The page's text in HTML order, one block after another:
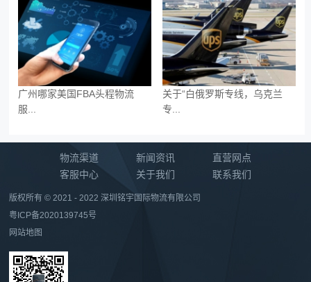
广州哪家美国FBA头程物流
服...
关于“白俄罗斯专线，乌克兰
专...
物流渠道 新闻资讯
直营网点
客服中心
关于我们 联系我们
版权所有 © 2021 - 2022 深圳铭宇国际物流有限公司
粤ICP备2020139745号
网站地图